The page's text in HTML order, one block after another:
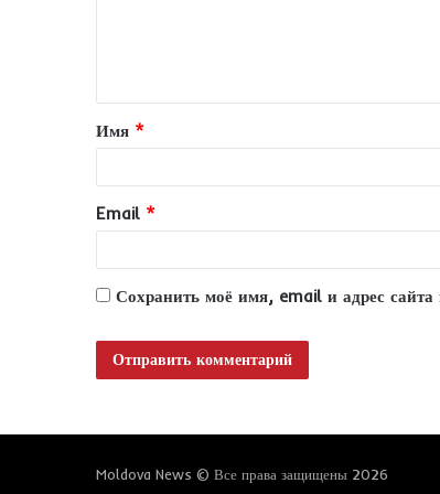
т
а
й
*
Имя *
Email *
Сохранить моё имя, email и адрес сайта
Moldova News © Все права защищены 2026